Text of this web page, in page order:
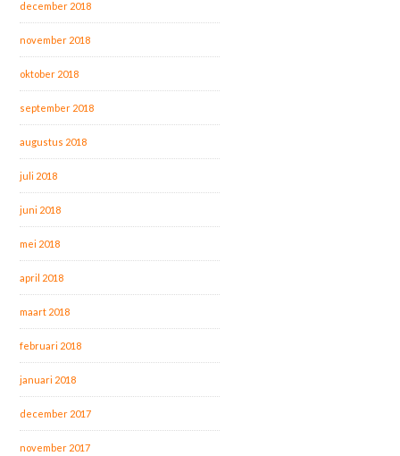
december 2018
november 2018
oktober 2018
september 2018
augustus 2018
juli 2018
juni 2018
mei 2018
april 2018
maart 2018
februari 2018
januari 2018
december 2017
november 2017